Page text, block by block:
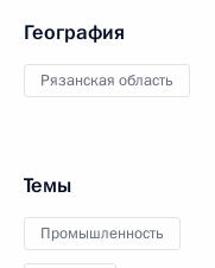
География
Рязанская область
Темы
Промышленность